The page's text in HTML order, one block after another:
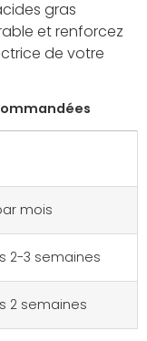
gras
et renforcez
de votre
mois
2-3 semaines
2 semaines